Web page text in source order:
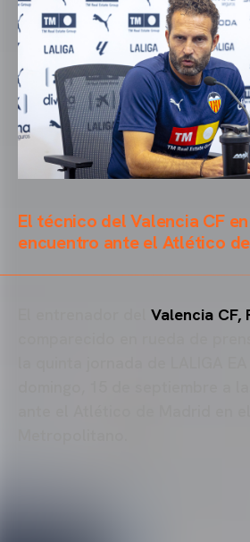
El técnico del Valencia CF
encuentro ante el Atlético
Valencia CF,